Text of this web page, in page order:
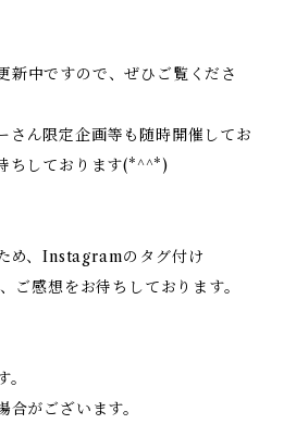
中ですので、ぜひご覧くださ
ん限定企画等も随時開催してお
ちしております(*^^*)
め、Instagramのタグ付け
感想をお待ちしております。
がございます。